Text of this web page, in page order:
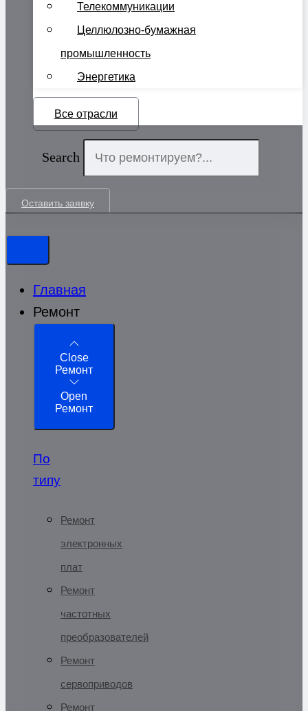
Телекоммуникации
Целлюлозно-бумажная
промышленность
Энергетика
Все отрасли
Search
Оставить заявку
Главная
Ремонт
Close
Ремонт
Open
Ремонт
По
типу
Ремонт
электронных
плат
Ремонт
частотных
преобразователей
Ремонт
сервоприводов
Ремонт